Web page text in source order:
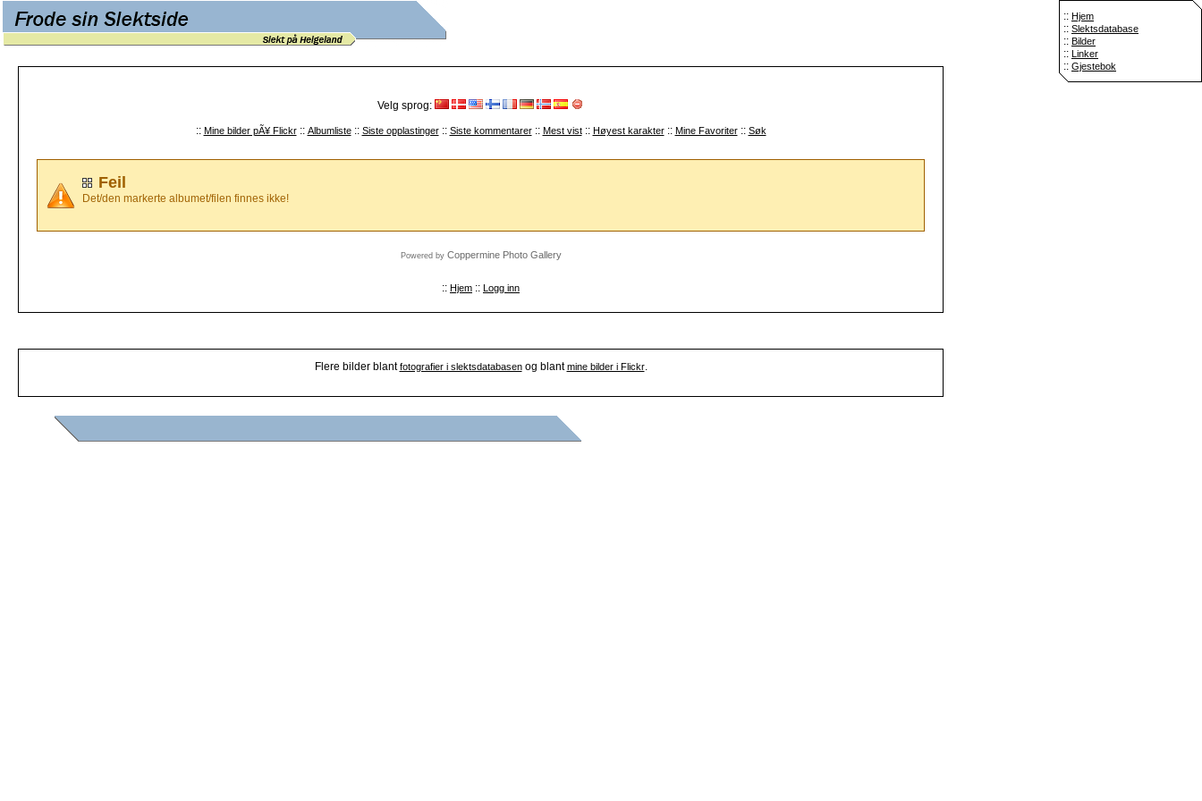
:: Hjem
:: Slektsdatabase
:: Bilder
:: Linker
:: Gjestebok
Velg sprog:
:: Mine bilder pÃ¥ Flickr:: Albumliste:: Siste opplastinger:: Siste kommentarer:: Mest vist:: Høyest karakter:: Mine Favoriter:: Søk
Feil
Det/den markerte albumet/filen finnes ikke!
Powered by Coppermine Photo Gallery
:: Hjem :: Logg inn
Flere bilder blantfotografier i slektsdatabasenog blantmine bilder i Flickr.